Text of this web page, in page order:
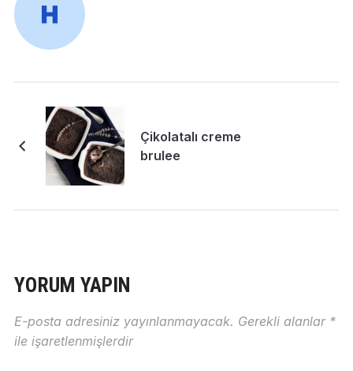
Çikolatalı creme
brulee
YORUM YAPIN
E-posta adresiniz yayınlanmayacak. Gerekli alanlar *
ile işaretlenmişlerdir